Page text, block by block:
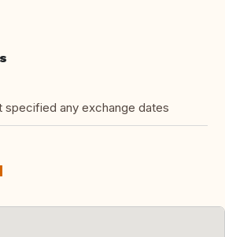
specified any exchange dates